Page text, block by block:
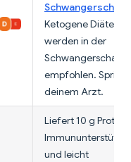
Schwangerschaft
Ketogene Diäten
werden in der
Schwangerschaft
empfohlen. Sprich
deinem Arzt.
Liefert 10 g Protein
und leicht